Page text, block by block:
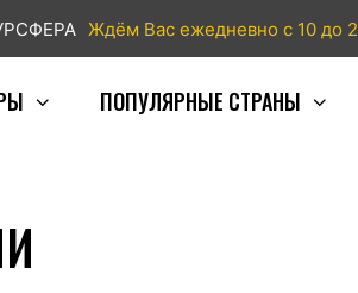
Ждём Вас ежедневно с 10 до
ПОПУЛЯРНЫЕ СТРАНЫ